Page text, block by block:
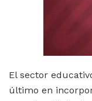
El sector
último en